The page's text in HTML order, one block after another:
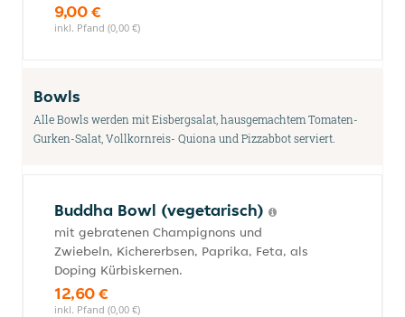
9,00 €
inkl. Pfand (0,00 €)
Bowls
Alle Bowls werden mit Eisbergsalat, hausgemachtem Tomaten-
Gurken-Salat, Vollkornreis- Quiona und Pizzabbot serviert.
Buddha Bowl (vegetarisch)
mit gebratenen Champignons und
Zwiebeln, Kichererbsen, Paprika, Feta, als
Doping Kürbiskernen.
12,60 €
inkl. Pfand (0,00 €)